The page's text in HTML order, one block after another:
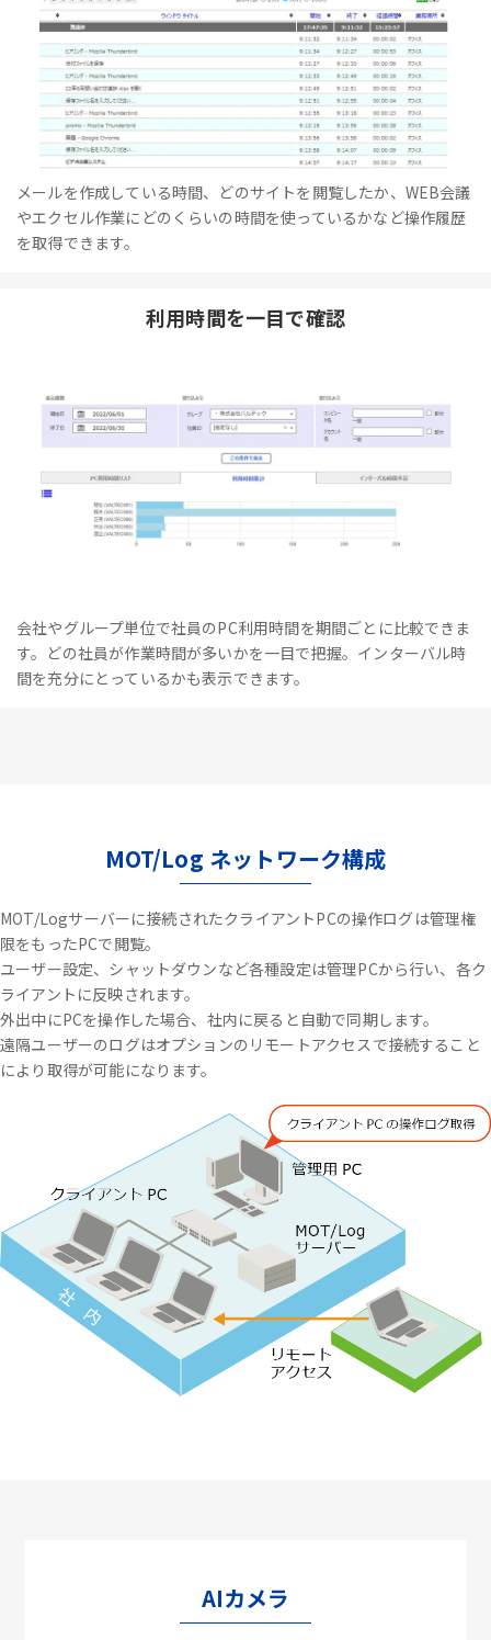
メールを作成している時間、どのサイトを閲覧したか、WEB会議
やエクセル作業にどのくらいの時間を使っているかなど操作履歴
を取得できます。
利用時間を一目で確認
会社やグループ単位で社員のPC利用時間を期間ごとに比較できま
す。どの社員が作業時間が多いかを一目で把握。インターバル時
間を充分にとっているかも表示できます。
MOT/Log ネットワーク構成
MOT/Logサーバーに接続されたクライアントPCの操作ログは管理権
限をもったPCで閲覧。
ユーザー設定、シャットダウンなど各種設定は管理PCから行い、各ク
ライアントに反映されます。
外出中にPCを操作した場合、社内に戻ると自動で同期します。
遠隔ユーザーのログはオプションのリモートアクセスで接続すること
により取得が可能になります。
AIカメラ